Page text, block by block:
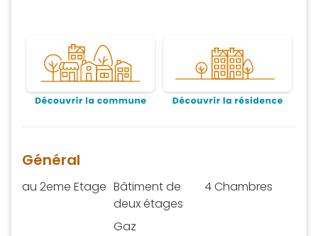
Général
au 2eme Etage Bâtiment de
deux étages
4 Chambres
Gaz